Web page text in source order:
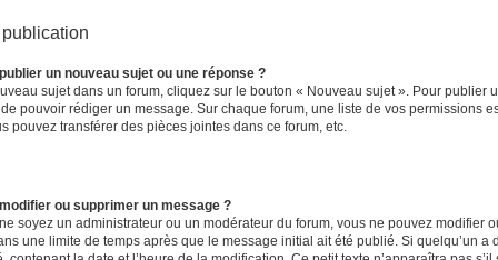
un nouveau sujet ou une réponse ?
sujet dans un forum, cliquez sur le bouton « Nouveau sujet ». Pour
de pouvoir rédiger un message. Sur chaque forum, une liste de vos
pouvez transférer des pièces jointes dans ce forum, etc.
ou supprimer un message ?
soyez un administrateur ou un modérateur du forum, vous ne pouvez
une limite de temps après que le message initial ait été publié. Si quelqu’un